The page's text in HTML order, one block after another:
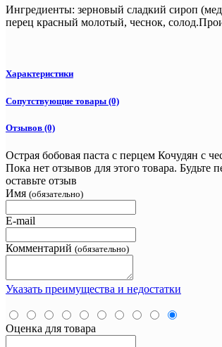
Ингредиенты: зерновый сладкий сироп
перец красный молотый, чеснок,
Характеристики
Сопутствующие товары (0)
Отзывов (0)
Острая бобовая паста с перцем Кочудян с
Пока нет отзывов для этого товара. Будьте
оставьте отзыв
Имя (обязательно)
E-mail
Комментарий (обязательно)
Указать преимущества и недостатки
Оценка для товара